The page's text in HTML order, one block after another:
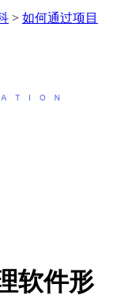
> 如何通过项目
软件形